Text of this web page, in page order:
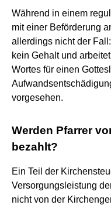
Während in einem
mit einer Beförderung
allerdings nicht der
kein Gehalt und
Wortes für einen
vorgesehen.
Werden Pfarrer
bezahlt?
Ein Teil der
Versorgungsleistung
nicht von der